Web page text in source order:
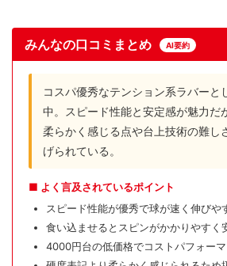
みんなの口コミまとめ AI要約
コスパ優秀なテンション系ラバーと
中。スピード性能と安定感が魅力だ
柔らかく感じる点や台上技術の難し
げられている。
■ よく言及されているポイント
スピード性能が優秀で球が速く伸びや
食い込ませるとスピンがかかりやすく
4000円台の低価格でコストパフォー